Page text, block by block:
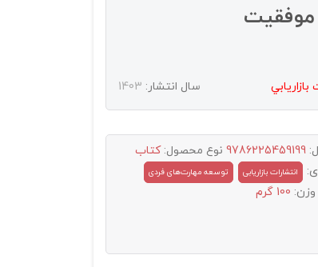
موفقیت
بازاريابي سال انتشار: 1403
9786225459199 نوع محصول:کتاب
انتشارات بازاریابی
توسعه مهارت‌های فردی
وزن: 100 گرم